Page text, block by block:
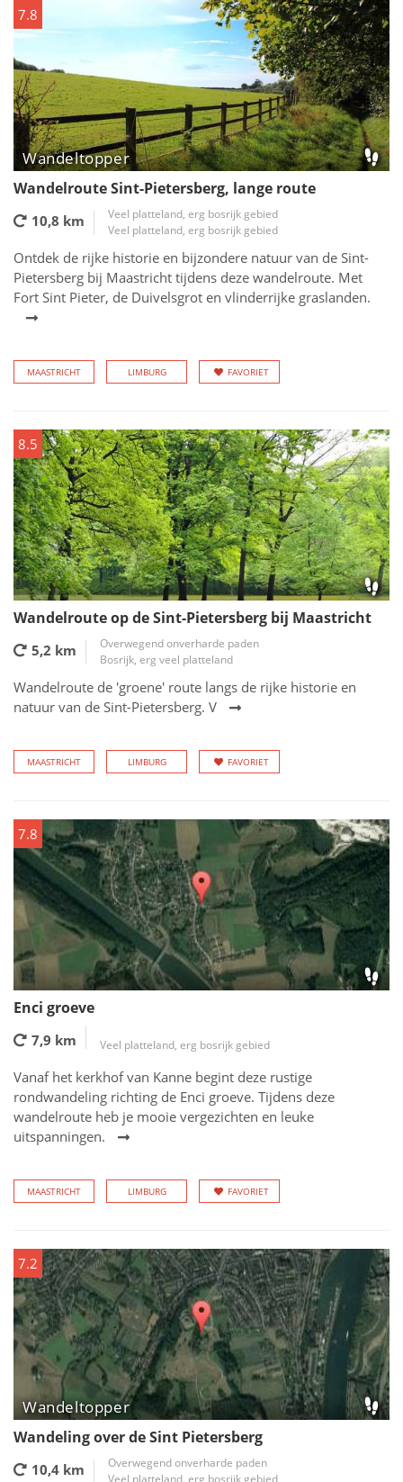
7.8
Wandeltopper
Wandelroute Sint-Pietersberg, lange route
10,8 km
Veel platteland, erg bosrijk gebied
Veel platteland, erg bosrijk gebied
Ontdek de rijke historie en bijzondere natuur van de Sint-
Pietersberg bij Maastricht tijdens deze wandelroute. Met
Fort Sint Pieter, de Duivelsgrot en vlinderrijke graslanden.
MAASTRICHT LIMBURG FAVORIET
8.5
Wandelroute op de Sint-Pietersberg bij Maastricht
5,2 km
Overwegend onverharde paden
Bosrijk, erg veel platteland
Wandelroute de 'groene' route langs de rijke historie en
natuur van de Sint-Pietersberg. V
MAASTRICHT LIMBURG FAVORIET
7.8
Enci groeve
7,9 km Veel platteland, erg bosrijk gebied
Vanaf het kerkhof van Kanne begint deze rustige
rondwandeling richting de Enci groeve. Tijdens deze
wandelroute heb je mooie vergezichten en leuke
uitspanningen.
MAASTRICHT LIMBURG FAVORIET
7.2
Wandeltopper
Wandeling over de Sint Pietersberg
10,4 km
Overwegend onverharde paden
Veel platteland, erg bosrijk gebied